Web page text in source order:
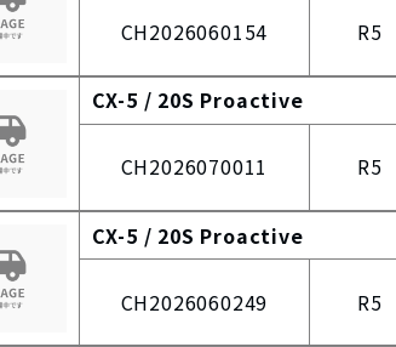
CH2026060154 R5
CX-5 / 20S Proactive
CH2026070011 R5
CX-5 / 20S Proactive
CH2026060249 R5